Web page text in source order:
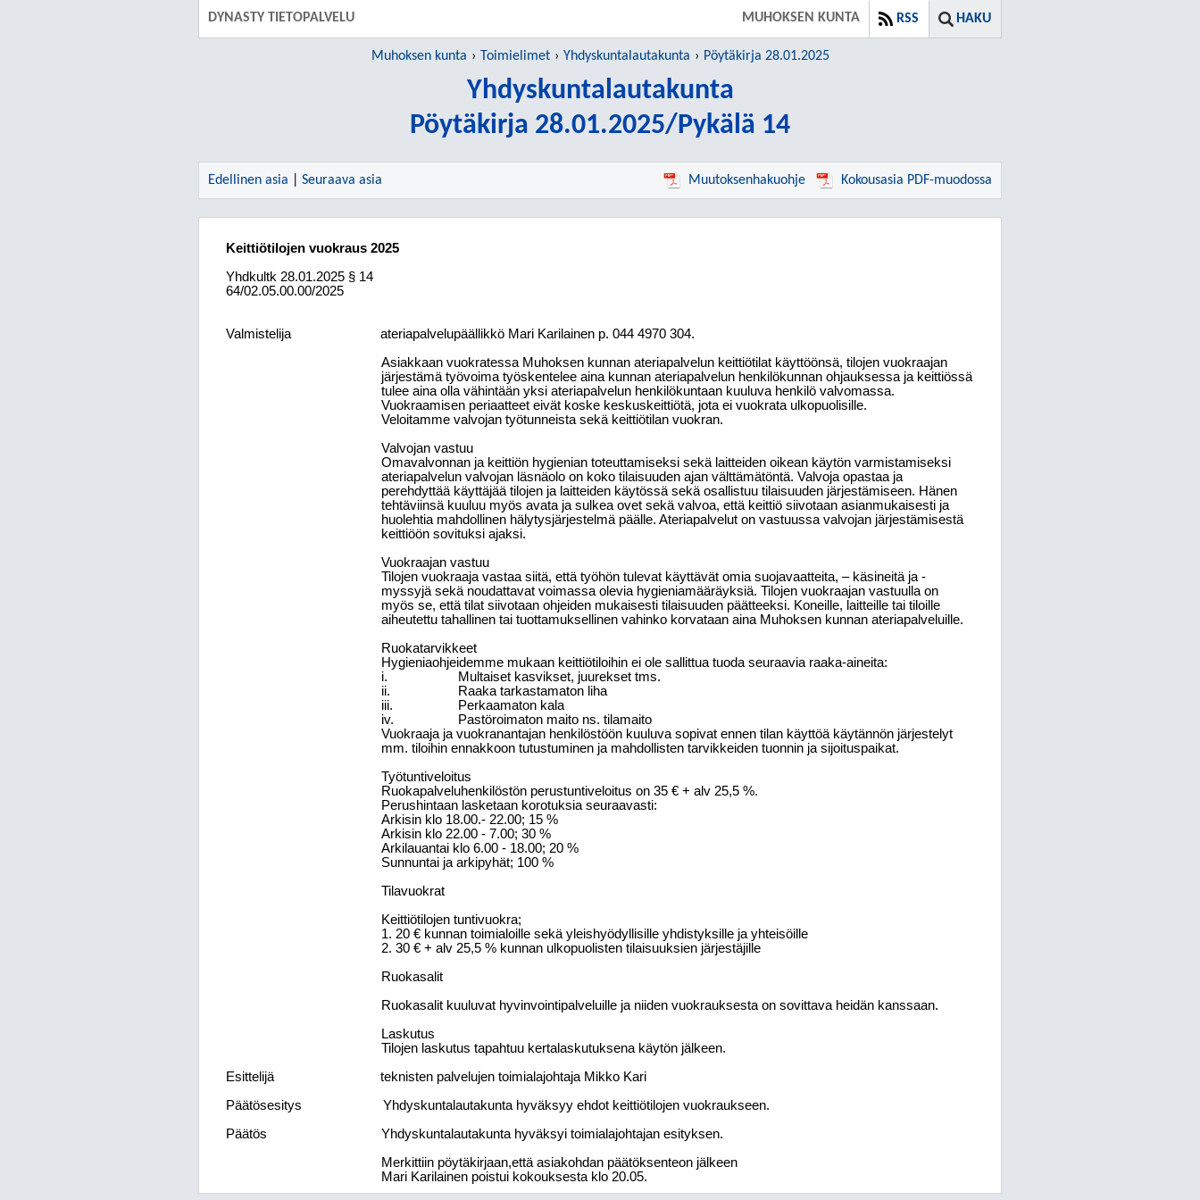
DYNASTY TIETOPALVELU HAKU
RSS
MUHOKSEN KUNTA
Muhoksen kunta Toimielimet Yhdyskuntalautakunta Pöytäkirja 28.01.2025
Yhdyskuntalautakunta
Pöytäkirja 28.01.2025/Pykälä 14
Edellinen asia Seuraava asia Muutoksenhakuohje Kokousasia PDF-muodossa
Keittiötilojen vuokraus 2025
Yhdkultk 28.01.2025 § 14
64/02.05.00.00/2025
Valmistelija
ateriapalvelupäällikkö Mari Karilainen p. 044 4970 304.
Asiakkaan vuokratessa Muhoksen kunnan ateriapalvelun keittiötilat käyttöönsä, tilojen vuokraajan
järjestämä työvoima työskentelee aina kunnan ateriapalvelun henkilökunnan ohjauksessa ja keittiössä
tulee aina olla vähintään yksi ateriapalvelun henkilökuntaan kuuluva henkilö valvomassa.
Vuokraamisen periaatteet eivät koske keskuskeittiötä, jota ei vuokrata ulkopuolisille.
Veloitamme valvojan työtunneista sekä keittiötilan vuokran.
Valvojan vastuu
Omavalvonnan ja keittiön hygienian toteuttamiseksi sekä laitteiden oikean käytön varmistamiseksi
ateriapalvelun valvojan läsnäolo on koko tilaisuuden ajan välttämätöntä. Valvoja opastaa ja
perehdyttää käyttäjää tilojen ja laitteiden käytössä sekä osallistuu tilaisuuden järjestämiseen. Hänen
tehtäviinsä kuuluu myös avata ja sulkea ovet sekä valvoa, että keittiö siivotaan asianmukaisesti ja
huolehtia mahdollinen hälytysjärjestelmä päälle. Ateriapalvelut on vastuussa valvojan järjestämisestä
keittiöön sovituksi ajaksi.
Vuokraajan vastuu
Tilojen vuokraaja vastaa siitä, että työhön tulevat käyttävät omia suojavaatteita, – käsineitä ja -
myssyjä sekä noudattavat voimassa olevia hygieniamääräyksiä. Tilojen vuokraajan vastuulla on
myös se, että tilat siivotaan ohjeiden mukaisesti tilaisuuden päätteeksi. Koneille, laitteille tai tiloille
aiheutettu tahallinen tai tuottamuksellinen vahinko korvataan aina Muhoksen kunnan ateriapalveluille.
Ruokatarvikkeet
Hygieniaohjeidemme mukaan keittiötiloihin ei ole sallittua tuoda seuraavia raaka-aineita:
i.
Multaiset kasvikset, juurekset tms.
ii.
Raaka tarkastamaton liha
iii.
Perkaamaton kala
iv.
Pastöroimaton maito ns. tilamaito
Vuokraaja ja vuokranantajan henkilöstöön kuuluva sopivat ennen tilan käyttöä käytännön järjestelyt
mm. tiloihin ennakkoon tutustuminen ja mahdollisten tarvikkeiden tuonnin ja sijoituspaikat.
Työtuntiveloitus
Ruokapalveluhenkilöstön perustuntiveloitus on 35 € + alv 25,5 %.
Perushintaan lasketaan korotuksia seuraavasti:
Arkisin klo 18.00.- 22.00; 15 %
Arkisin klo 22.00 - 7.00; 30 %
Arkilauantai klo 6.00 - 18.00; 20 %
Sunnuntai ja arkipyhät; 100 %
Tilavuokrat
Keittiötilojen tuntivuokra;
1. 20 € kunnan toimialoille sekä yleishyödyllisille yhdistyksille ja yhteisöille
2. 30 € + alv 25,5 % kunnan ulkopuolisten tilaisuuksien järjestäjille
Ruokasalit
Ruokasalit kuuluvat hyvinvointipalveluille ja niiden vuokrauksesta on sovittava heidän kanssaan.
Laskutus
Tilojen laskutus tapahtuu kertalaskutuksena käytön jälkeen.
Esittelijä
teknisten palvelujen toimialajohtaja Mikko Kari
Päätösesitys
Yhdyskuntalautakunta hyväksyy ehdot keittiötilojen vuokraukseen.
Päätös
Yhdyskuntalautakunta hyväksyi toimialajohtajan esityksen.
Merkittiin pöytäkirjaan,että asiakohdan päätöksenteon jälkeen
Mari Karilainen poistui kokouksesta klo 20.05.